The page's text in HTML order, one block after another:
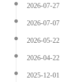
2026-07-27
2026-07-07
2026-05-22
2026-04-22
2025-12-01